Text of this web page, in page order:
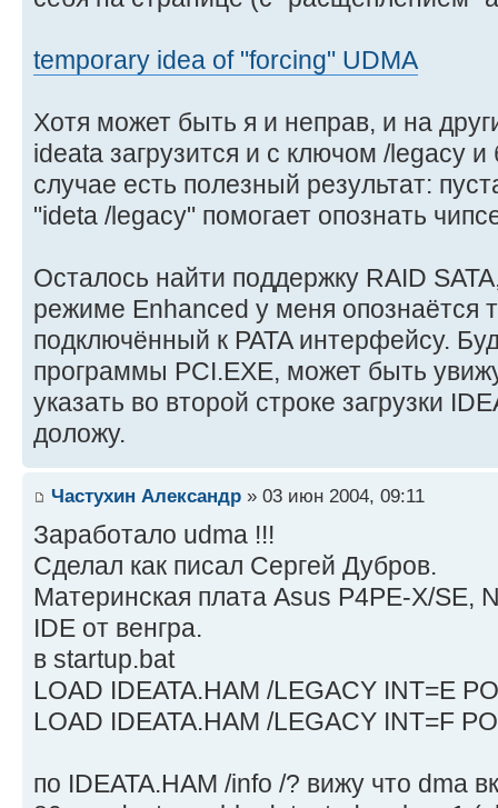
temporary idea of "forcing" UDMA
Хотя может быть я и неправ, и на
ideata загрузится и с ключом /legacy
случае есть полезный результат:
"ideta /legacy" помогает опознать
Осталось найти поддержку RAID
режиме Enhanced у меня опознаётся
подключённый к PATA интерфейсу.
программы PCI.EXE, может быть
указать во второй строке загрузки
доложу.
Частухин Александр » 03 июн 2004, 09:11
Заработало udma !!!
Сделал как писал Сергей Дубров.
Материнская плата Asus P4PE-X/SE,
IDE от венгра.
в startup.bat
LOAD IDEATA.HAM /LEGACY INT=E
LOAD IDEATA.HAM /LEGACY INT=F
по IDEATA.HAM /info /? вижу что dma